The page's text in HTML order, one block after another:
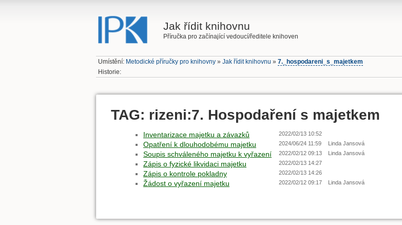
Jak řídit knihovnu
Příručka pro začínající vedoucí/ředitele knihoven
Umístění: Metodické příručky pro knihovny »Jak řídit knihovnu »7._hospodareni_s_majetkem
Historie:
TAG: rizeni:7. Hospodaření s majetkem
Inventarizace majetku a závazků 2022/02/13 10:52
Opatření k dlouhodobému majetku 2024/06/24 11:59 Linda Jansová
Soupis schváleného majetku k vyřazení 2022/02/12 09:13 Linda Jansová
Zápis o fyzické likvidaci majetku 2022/02/13 14:27
Zápis o kontrole pokladny 2022/02/13 14:26
Žádost o vyřazení majetku 2022/02/12 09:17 Linda Jansová